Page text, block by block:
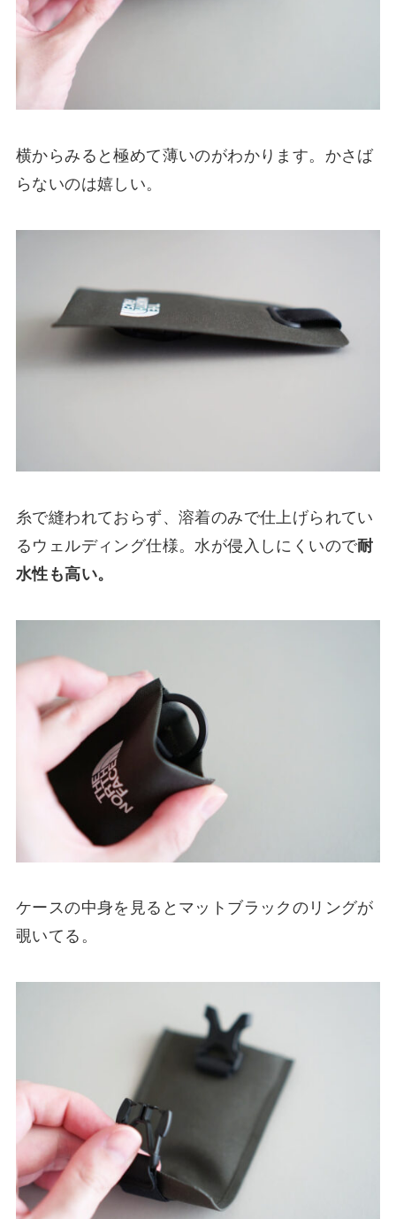
横からみると極めて薄いのがわかります。かさば
らないのは嬉しい。
糸で縫われておらず、溶着のみで仕上げられてい
るウェルディング仕様。水が侵入しにくいので耐
水性も高い。
ケースの中身を見るとマットブラックのリングが
覗いてる。